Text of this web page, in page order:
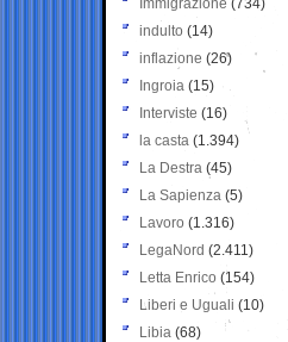
Immigrazione (734)
indulto (14)
inflazione (26)
Ingroia (15)
Interviste (16)
la casta (1.394)
La Destra (45)
La Sapienza (5)
Lavoro (1.316)
LegaNord (2.411)
Letta Enrico (154)
Liberi e Uguali (10)
Libia (68)